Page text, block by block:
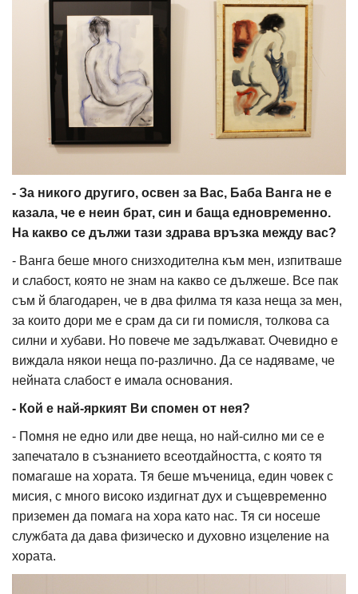
- За никого другиго, освен за Вас, Баба Ванга не е
казала, че е неин брат, син и баща едновременно.
На какво се дължи тази здрава връзка между вас?
- Ванга беше много снизходителна към мен, изпитваше
и слабост, която не знам на какво се дължеше. Все пак
съм й благодарен, че в два филма тя каза неща за мен,
за които дори ме е срам да си ги помисля, толкова са
силни и хубави. Но повече ме задължават. Очевидно е
виждала някои неща по-различно. Да се надяваме, че
нейната слабост е имала основания.
- Кой е най-яркият Ви спомен от нея?
- Помня не едно или две неща, но най-силно ми се е
запечатало в съзнанието всеотдайността, с която тя
помагаше на хората. Тя беше мъченица, един човек с
мисия, с много високо издигнат дух и същевременно
приземен да помага на хора като нас. Тя си носеше
службата да дава физическо и духовно изцеление на
хората.